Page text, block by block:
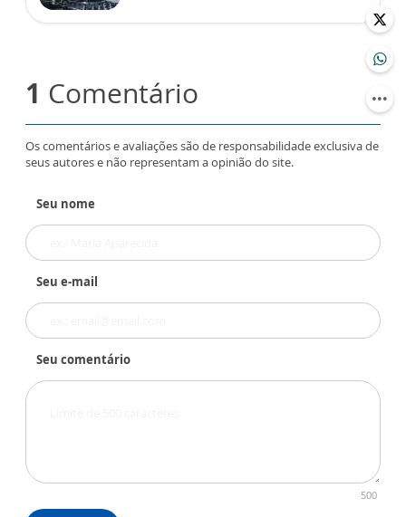
1 Comentário
Os comentários e avaliações são de responsabilidade exclusiva de
seus autores e não representam a opinião do site.
Seu nome
Seu e-mail
Seu comentário
500